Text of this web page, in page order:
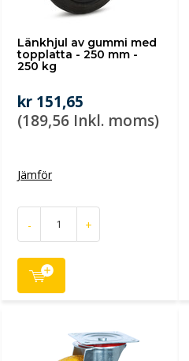
Länkhjul av gummi med
topplatta - 250 mm -
250 kg
kr 151,65
(189,56 Inkl. moms)
Jämför
- +